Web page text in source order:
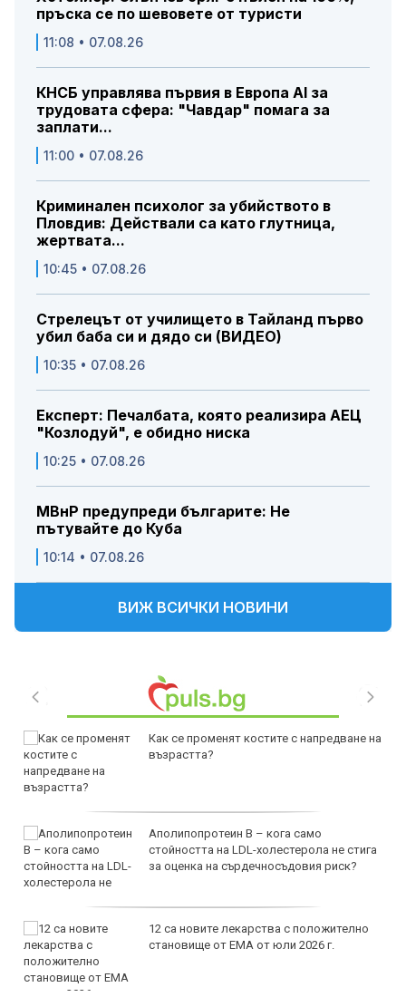
пръска се по шевовете от туристи
11:08 • 07.08.26
КНСБ управлява първия в Европа AI за
трудовата сфера: "Чавдар" помага за
заплати...
11:00 • 07.08.26
Криминален психолог за убийството в
Пловдив: Действали са като глутница,
жертвата...
10:45 • 07.08.26
Стрелецът от училището в Тайланд първо
убил баба си и дядо си (ВИДЕО)
10:35 • 07.08.26
Експерт: Печалбата, която реализира АЕЦ
"Козлодуй", е обидно ниска
10:25 • 07.08.26
МВнР предупреди българите: Не
пътувайте до Куба
10:14 • 07.08.26
ВИЖ ВСИЧКИ НОВИНИ
Как се променят костите с напредване на
възрастта?
Аполипопротеин B – кога само
стойността на LDL-холестерола не стига
за оценка на сърдечносъдовия риск?
12 са новите лекарства с положително
становище от ЕМА от юли 2026 г.